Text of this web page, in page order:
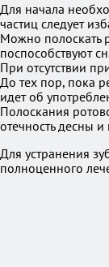
Для начала
частиц следует
Можно полоскать
поспособствуют
При отсутствии
До тех пор, пока
идет об
Полоскания
отечность десны
Для устранения
полноценного